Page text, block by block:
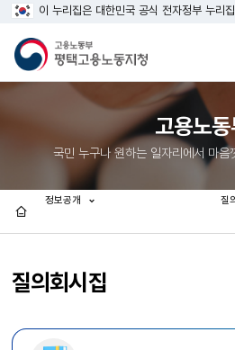
이 누리집은 대한민국 공식 전자정부 누리
고용노
국민 누구나 원하는 일자리에서 마음
질의회시집
정보공개 질